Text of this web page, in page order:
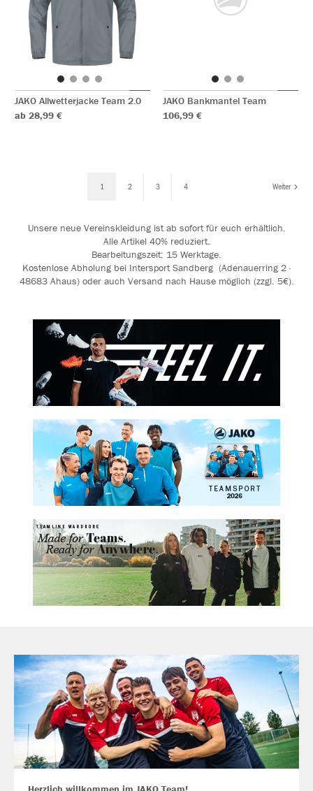
JAKO Allwetterjacke Team 2.0
ab 28,99 €
JAKO Bankmantel Team
106,99 €
1 2 3 4 Weiter
Unsere neue Vereinskleidung ist ab sofort für euch erhältlich.
Alle Artikel 40% reduziert.
Bearbeitungszeit: 15 Werktage.
Kostenlose Abholung bei Intersport Sandberg (Adenauerring 2 ·
48683 Ahaus) oder auch Versand nach Hause möglich (zzgl. 5€).